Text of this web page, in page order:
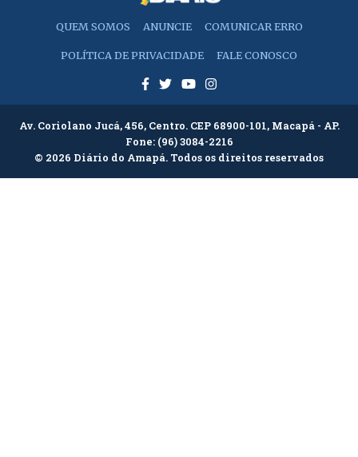
QUEM SOMOS ANUNCIE COMUNICAR ERRO
POLÍTICA DE PRIVACIDADE FALE CONOSCO
Av. Coriolano Jucá, 456, Centro. CEP 68900-101, Macapá - AP.
Fone: (96) 3084-2216
© 2026 Diário do Amapá. Todos os direitos reservados